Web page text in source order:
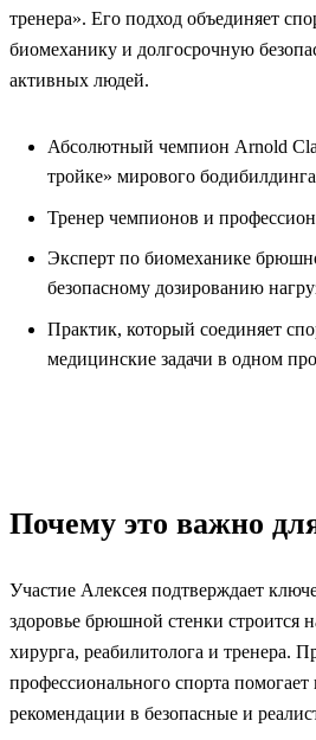
тренера». Его подход объединяет
биомеханику и долгосрочную
активных людей.
Абсолютный чемпион Arnold
тройке» мирового
Тренер чемпионов и
Эксперт по биомеханике
безопасному дозированию
Практик, который соединяет
медицинские задачи в одном
Почему это важно
Участие Алексея подтверждает
здоровье брюшной стенки строится
хирурга, реабилитолога и тренера.
профессионального спорта
рекомендации в безопасные и